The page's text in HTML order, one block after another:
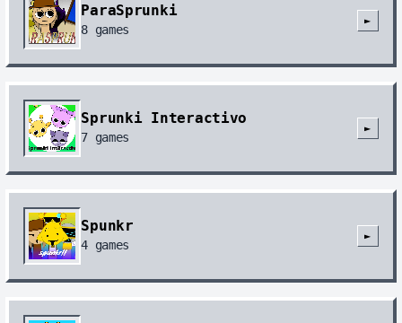
ParaSprunki
8 games
►
Sprunki Interactivo
7 games
►
Spunkr
4 games
►